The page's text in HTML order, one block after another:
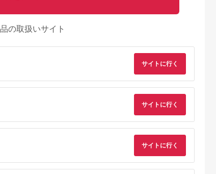
スト
トレ
お節
【サラダが食べたくな
お取り寄せ 滋賀県 守
山市 AF-0026
出典：ふるさとチョイ
茨城県 小美玉市
CoCo壱番屋コラボシ
リーズ 鍋の素 スープ
の素 5種 セット ダイ
ショー 鍋つゆ 詰め合
わせ 詰合せ 詰め合わ
せセット ココイチ コ
コ壱番屋 鍋 鍋用 鍋の
円
出典：dショッピング
鹿児島県 出水市
i844-02 ヒマラヤ岩
ピンクグレインミル
イプ (100g)岩塩 塩
味料 しお 保存料不使
用 天然 パウダータイ
プ グレインミルタイ
プ 料理 バスソルト
寄付金額:3,000
の取扱いサイト
サイトに行く
サイトに行く
サイトに行く